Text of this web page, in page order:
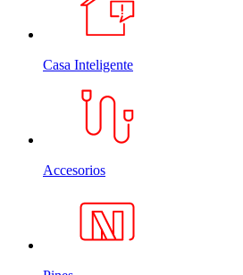
Casa Inteligente
Accesorios